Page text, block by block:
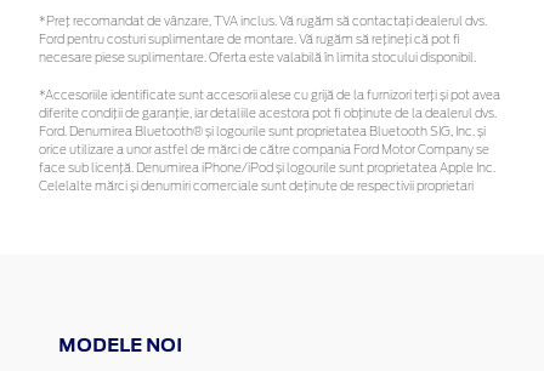
*Preţ recomandat de vânzare, TVA inclus. Vă rugăm să contactaţi dealerul dvs.
Ford pentru costuri suplimentare de montare. Vă rugăm să rețineți că pot fi
necesare piese suplimentare. Oferta este valabilă în limita stocului disponibil.
*Accesoriile identificate sunt accesorii alese cu grijă de la furnizori terți și pot avea
diferite condiții de garanție, iar detaliile acestora pot fi obținute de la dealerul dvs.
Ford. Denumirea Bluetooth® și logourile sunt proprietatea Bluetooth SIG, Inc. și
orice utilizare a unor astfel de mărci de către compania Ford Motor Company se
face sub licență. Denumirea iPhone/iPod și logourile sunt proprietatea Apple Inc.
Celelalte mărci și denumiri comerciale sunt deținute de respectivii proprietari
MODELE NOI